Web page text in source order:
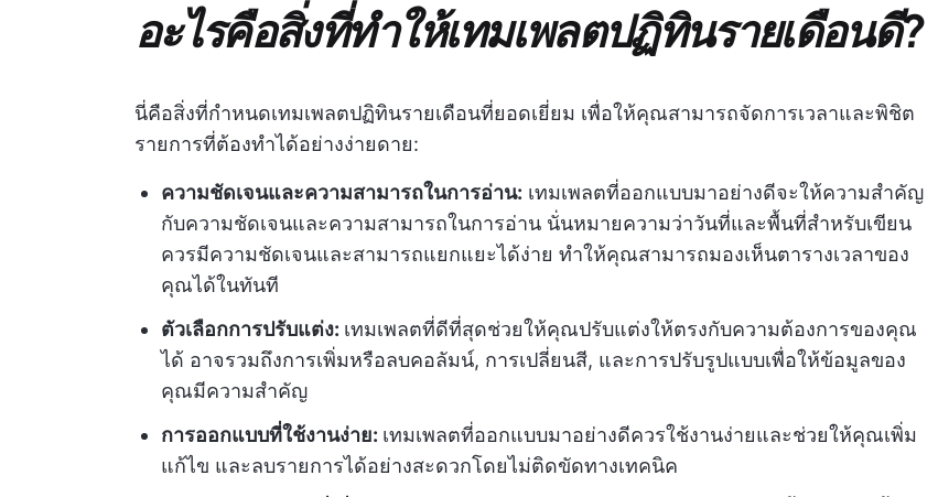
อะไรคือสิ่งที่ทำให้เทมเพลตปฏิทินรายเดือนดี?
นี่คือสิ่งที่กำหนดเทมเพลตปฏิทินรายเดือนที่ยอดเยี่ยม เพื่อให้คุณสามารถจัดการเวลาและพิชิต
รายการที่ต้องทำได้อย่างง่ายดาย:
ความชัดเจนและความสามารถในการอ่าน: เทมเพลตที่ออกแบบมาอย่างดีจะให้ความสำคัญ
กับความชัดเจนและความสามารถในการอ่าน นั่นหมายความว่าวันที่และพื้นที่สำหรับเขียน
ควรมีความชัดเจนและสามารถแยกแยะได้ง่าย ทำให้คุณสามารถมองเห็นตารางเวลาของ
คุณได้ในทันที
ตัวเลือกการปรับแต่ง: เทมเพลตที่ดีที่สุดช่วยให้คุณปรับแต่งให้ตรงกับความต้องการของคุณ
ได้ อาจรวมถึงการเพิ่มหรือลบคอลัมน์, การเปลี่ยนสี, และการปรับรูปแบบเพื่อให้ข้อมูลของ
คุณมีความสำคัญ
การออกแบบที่ใช้งานง่าย: เทมเพลตที่ออกแบบมาอย่างดีควรใช้งานง่ายและช่วยให้คุณเพิ่ม
แก้ไข และลบรายการได้อย่างสะดวกโดยไม่ติดขัดทางเทคนิค